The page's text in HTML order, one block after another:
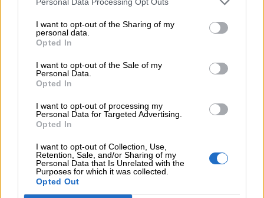
I want to opt-out of the Sharing of my
personal data.
Opted In
I want to opt-out of the Sale of my
Personal Data.
Opted In
I want to opt-out of processing my
Personal Data for Targeted Advertising.
Opted In
I want to opt-out of Collection, Use,
Retention, Sale, and/or Sharing of my
Personal Data that Is Unrelated with the
Purposes for which it was collected.
Opted Out
ΑΝΑΠΛΑΣΗ
07.08.2026 - 12:25
Allianz: Ισχυρές επιδόσεις στο α’ εξάμηνο του 2026 – Ο Oliver
«protection gap»
Οι αισθητήρες βλέπουν καλύτερα από τον άνθρωπο. Πάντα;
07.08.2026 - 11:01
Generali: Αποτελέσματα Α' Εξαμήνου - Εξαιρετική ανάπτυξη
στα Λειτουργικά και Προσαρμοσμένα Καθαρά Αποτελέσματα
με συμβολή από όλες τις επιχειρηματικές δραστηριότητες
07.08.2026 - 10:28